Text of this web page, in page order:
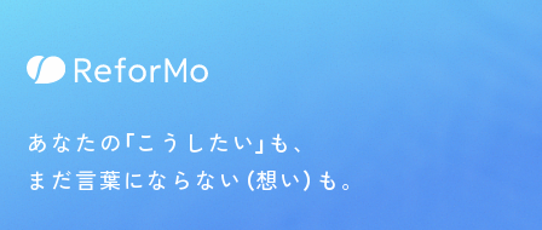
あなたの「こうしたい 」 も、
まだ言葉にならない （想い） も。